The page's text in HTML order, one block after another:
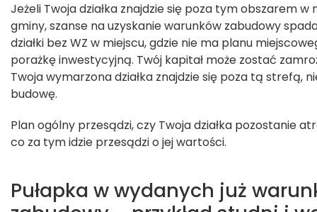
Jeżeli Twoja działka znajdzie się poza tym obszarem
gminy, szanse na uzyskanie warunków zabudowy
działki bez WZ w miejscu, gdzie nie ma planu
porażkę inwestycyjną. Twój kapitał może zostać
Twoja wymarzona działka znajdzie się poza tą strefą,
budowę.
Plan ogólny przesądzi, czy Twoja działka pozostanie
co za tym idzie przesądzi o jej wartości.
Pułapka w wydanych już